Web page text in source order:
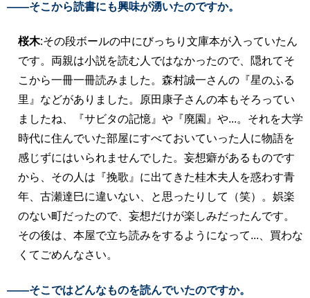
――そこから読書にも興味が湧いたのですか。
桜木:その段ボールの中にびっちり文庫本が入っていたん
です。両親は小説を読む人ではなかったので、隠れてそ
こから一冊一冊読みました。森村誠一さんの『星のふる
里』などがありました。原田康子さんの本もそろってい
ましたね、『サビタの記憶』や『廃園』や...。それを大学
時代に住んでいた部屋にすべておいていった人に物語を
感じずにはいられませんでした。妄想癖があるものです
から、その人は『挽歌』に出てきた桂木夫人を惑わす青
年、古瀬達巳に違いない、と思ったりして（笑）。娯楽
のない町だったので、妄想だけが楽しみだったんです。
その後は、本屋で立ち読みをするようになって...、買わな
くてごめんなさい。
――そこではどんなものを読んでいたのですか。